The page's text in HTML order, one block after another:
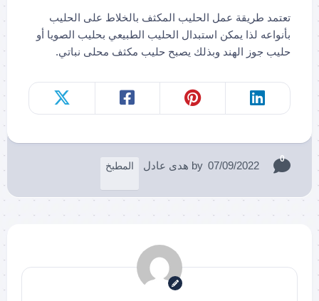
تعتمد طريقة عمل الحليب المكثف بالخلاط على الحليب
بأنواعه لذا يمكن استبدال الحليب الطبيعي بحليب الصويا أو
حليب جوز الهند وبذلك يصبح حليب مكثف محلى نباتي.
07/09/2022
by هدى عادل المطبخ
0